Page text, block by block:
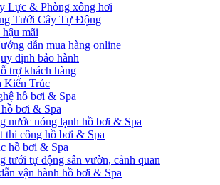
Lực & Phòng xông hơi
Tưới Cây Tự Động
mãi
dẫn mua hàng online
định bảo hành
trợ khách hàng
Kiến Trúc
hồ bơi & Spa
bơi & Spa
nước nóng lạnh hồ bơi & Spa
thi công hồ bơi & Spa
hồ bơi & Spa
tưới tự động sân vườn, cảnh quan
vận hành hồ bơi & Spa